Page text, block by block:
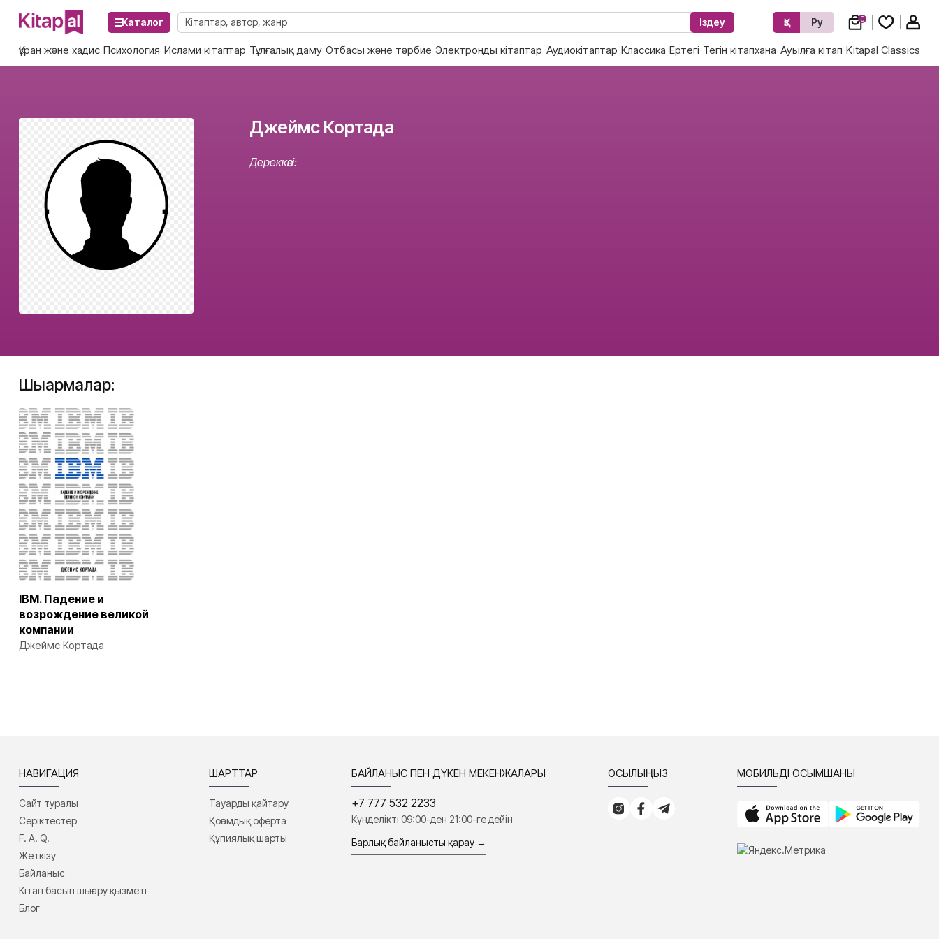
Каталог Іздеу Қз Ру 0
Құран және хадис Психология Ислами кітаптар Тұлғалық даму Отбасы және тәрбие Электронды кітаптар Аудиокітаптар Классика Ертегі Тегін кітапхана Ауылға кітап Kitapal Classics
Джеймс Кортада
Дереккөзі:
Шығармалар:
IBM. Падение и
возрождение великой
компании
Джеймс Кортада
НАВИГАЦИЯ
Сайт туралы
Серіктестер
F. A. Q.
Жеткізу
Байланыс
Кітап басып шығару қызметі
Блог
ШАРТТАР
Тауарды қайтару
Қоғамдық оферта
Құпиялық шарты
БАЙЛАНЫС ПЕН ДҮКЕН МЕКЕНЖАЛАРЫ
+7 777 532 2233
Күнделікті 09:00-ден 21:00-ге дейін
Барлық байланысты қарау →
ҚОСЫЛЫҢЫЗ МОБИЛЬДІ ҚОСЫМШАНЫ